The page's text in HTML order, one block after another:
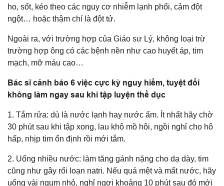
ho, sốt, kéo theo các nguy cơ nhiễm lạnh phổi, cảm đột
ngột… hoặc thậm chí là đột tử.
Ngoài ra, với trường hợp của Giáo sư Lý, không loại trừ
trường hợp ông có các bệnh nền như cao huyết áp, tim
mạch, mỡ máu cao…
Bác sĩ cảnh báo 6 việc cực kỳ nguy hiểm, tuyệt đối
không làm ngay sau khi tập luyện thể dục
1. Tắm rửa: dù là nước lạnh hay nước ấm. Ít nhất hãy chờ
30 phút sau khi tập xong, lau khô mồ hôi, ngồi nghỉ cho hô
hấp, nhịp tim ổn định rồi mới tắm.
2. Uống nhiều nước: làm tăng gánh nặng cho dạ dày, tim
cũng như gây rối loạn natri. Nếu quá mệt và mất nước, hãy
uống vài ngụm nhỏ, nghỉ ngơi khoảng 10 phút sau đó mới